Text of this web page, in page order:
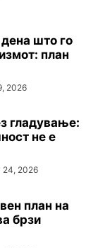
што го
план
2026
гладување:
не е
24, 2026
план на
брзи